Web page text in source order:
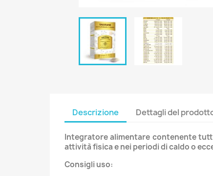
Descrizione Dettagli del
Integratore alimentare contenente
attività fisica e nei periodi di caldo o
Consigli uso: